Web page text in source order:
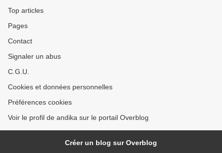
Top articles
Pages
Contact
Signaler un abus
C.G.U.
Cookies et données personnelles
Préférences cookies
Voir le profil de andika sur le portail Overblog
Créer un blog sur Overblog